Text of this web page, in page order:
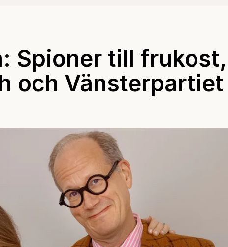
Spioner till frukost,
och